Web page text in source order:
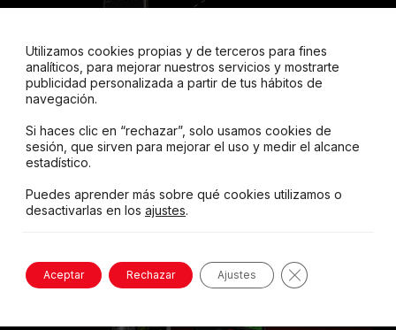
Utilizamos cookies propias y de terceros para fines
analíticos, para mejorar nuestros servicios y mostrarte
publicidad personalizada a partir de tus hábitos de
navegación.
Si haces clic en “rechazar”, solo usamos cookies de
sesión, que sirven para mejorar el uso y medir el alcance
estadístico.
Puedes aprender más sobre qué cookies utilizamos o
desactivarlas en los ajustes.
Aceptar Rechazar Ajustes Cerrar el